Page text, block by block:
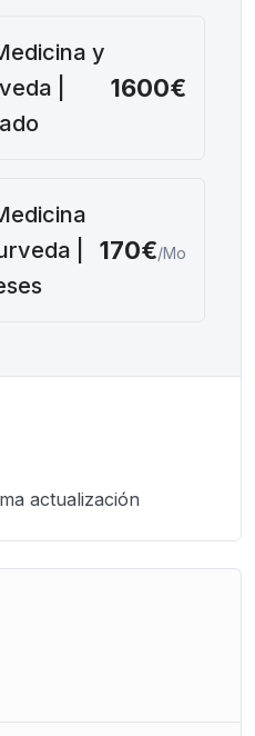
y
|
1600€
|
170€/Mo
actualización